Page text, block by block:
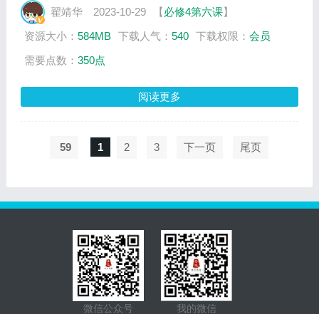
开幕式上，“数字火炬人”点燃了主火炬塔。数
综合性国际体育大赛中也属首创，创造了“相
聚一团火，世界共此时”这一经典时刻。让我
们通过一段视频，再来回顾一下。（播放视
翟靖华 2023-10-29 【必修4第六课】
资源大小： 584MB 下载人气： 540 下载权限： 会员
需要点数： 350点
阅读更多
59 1 2 3 下一页 尾页
微信公众号 我的微信